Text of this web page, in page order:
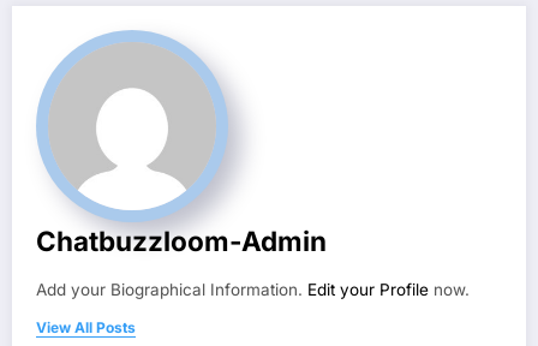
Chatbuzzloom-Admin
Add your Biographical Information. Edit your Profile now.
View All Posts